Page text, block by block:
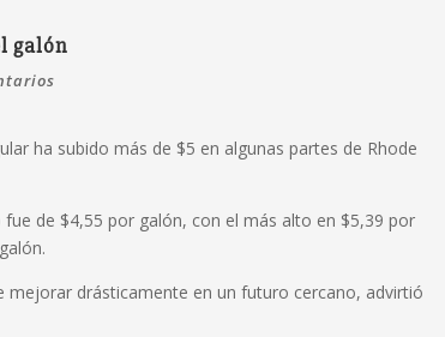
galón
ha subido más de $5 en algunas partes de Rhode
de $4,55 por galón, con el más alto en $5,39 por
mejorar drásticamente en un futuro cercano, advirtió